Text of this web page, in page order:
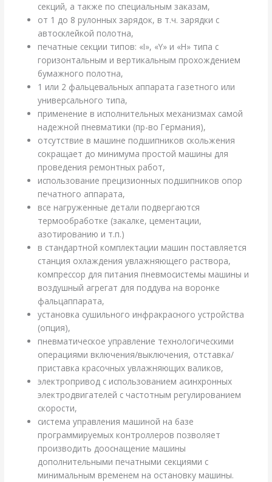
секций, а также по специальным заказам,
от 1 до 8 рулонных зарядок, в т.ч. зарядки с
автосклейкой полотна,
печатные секции типов: «I», «Y» и «H» типа с
горизонтальным и вертикальным прохождением
бумажного полотна,
1 или 2 фальцевальных аппарата газетного или
универсального типа,
применение в исполнительных механизмах самой
надежной пневматики (пр-во Германия),
отсутствие в машине подшипников скольжения
сокращает до минимума простой машины для
проведения ремонтных работ,
использование прецизионных подшипников опор
печатного аппарата,
все нагруженные детали подвергаются
термообработке (закалке, цементации,
азотированию и т.п.)
в стандартной комплектации машин поставляется
станция охлаждения увлажняющего раствора,
компрессор для питания пневмосистемы машины и
воздушный агрегат для поддува на воронке
фальцаппарата,
установка сушильного инфракрасного устройства
(опция),
пневматическое управление технологическими
операциями включения/выключения, отставка/
приставка красочных увлажняющих валиков,
электропривод с использованием асинхронных
электродвигателей с частотным регулированием
скорости,
система управления машиной на базе
программируемых контроллеров позволяет
производить дооснащение машины
дополнительными печатными секциями с
минимальным временем на остановку машины.